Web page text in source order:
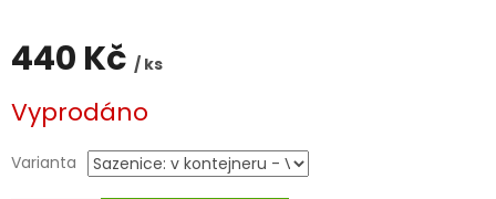
440 Kč / ks
cena:
Vyprodáno
Varianta